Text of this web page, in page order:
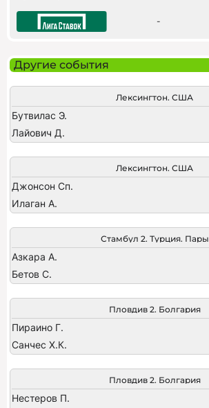
-
Другие события
Лексингтон. США
Бутвилас Э.
Лайович Д.
Лексингтон. США
Джонсон Сп.
Илаган А.
Стамбул 2. Турция. Пары
Азкара А.
Бетов С.
Пловдив 2. Болгария
Пираино Г.
Санчес Х.К.
Пловдив 2. Болгария
Нестеров П.